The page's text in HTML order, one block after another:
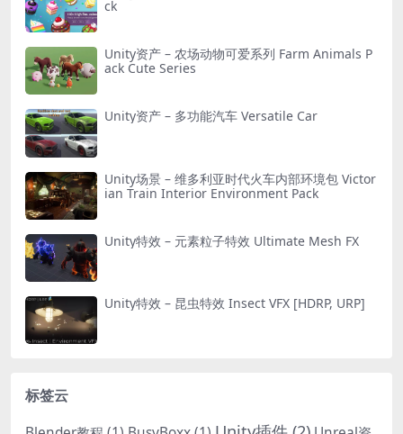
ck
Unity资产 – 农场动物可爱系列 Farm Animals P
ack Cute Series
Unity资产 – 多功能汽车 Versatile Car
Unity场景 – 维多利亚时代火车内部环境包 Victor
ian Train Interior Environment Pack
Unity特效 – 元素粒子特效 Ultimate Mesh FX
Unity特效 – 昆虫特效 Insect VFX [HDRP, URP]
标签云